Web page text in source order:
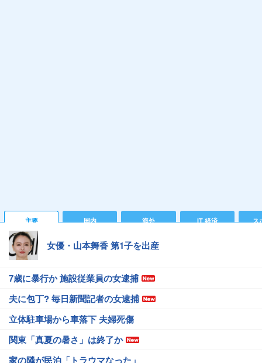
主要 国内 海外 IT 経済 ス
女優・山本舞香 第1子を出産
7歳に暴行か 施設従業員の女逮捕
夫に包丁? 毎日新聞記者の女逮捕
立体駐車場から車落下 夫婦死傷
関東「真夏の暑さ」は終了か
家の隣が民泊「トラウマなった」